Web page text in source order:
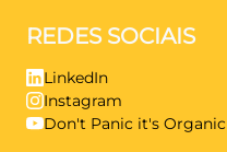
REDES SOCIAIS
LinkedIn
Instagram
Don't Panic it's Organic